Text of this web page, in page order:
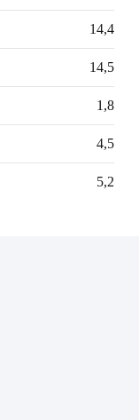
14,4
14,5
1,8
4,5
5,2